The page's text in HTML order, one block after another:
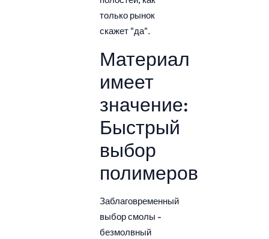
только рынок
скажет "да".
Материал
имеет
значение:
Быстрый
выбор
полимеров
Заблаговременный
выбор смолы -
безмолвный